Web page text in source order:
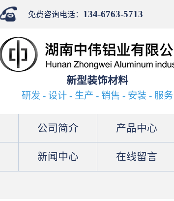
免费咨询电话： 134-6763-5713
新型装饰材料
研发 - 设计 - 生产 - 销售 - 安装 - 服务
公司简介 产品中心
新闻中心 在线留言